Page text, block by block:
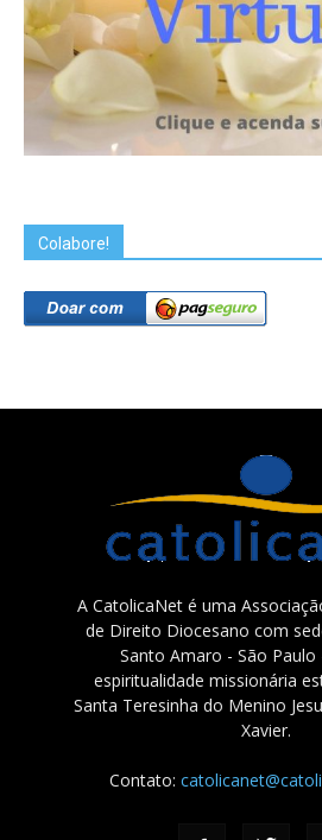
Colabore!
A CatolicaNet é uma
de Direito Diocesano com
Santo Amaro - São Paulo
espiritualidade missionária
Santa Teresinha do Menino
Xavier.
Contato: